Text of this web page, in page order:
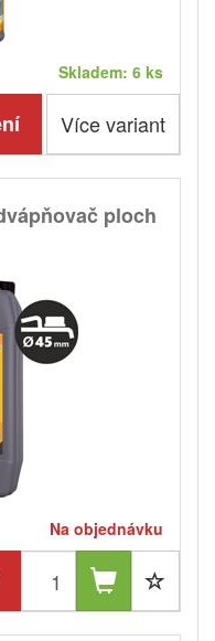
Skladem: 6 ks
Více variant
ploch
Na objednávku